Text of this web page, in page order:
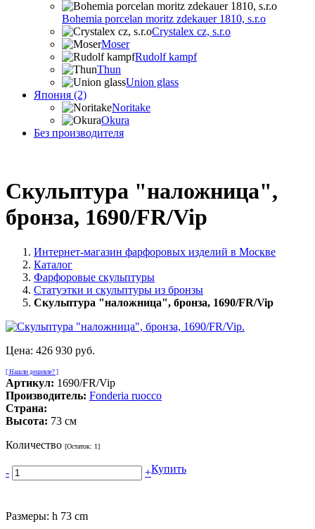
Bohemia porcelan moritz zdekauer 1810, s.r.o
Crystalex cz, s.r.o
Moser
Rudolf kampf
Thun
Union glass
Япония (2)
Noritake
Okura
Без производителя
Скульптура "наложница",
бронза, 1690/FR/Vip
Интернет-магазин фарфоровых изделий в Москве
Каталог
Фарфоровые скульптуры
Статуэтки и скульптуры из бронзы
Скульптура "наложница", бронза, 1690/FR/Vip
Цена: 426 930 руб.
[ Нашли дешевле? ]
Артикул: 1690/FR/Vip
Производитель: Fonderia ruocco
Страна:
Высота: 73 см
Количество [Остаток: 1]
- +Купить
Размеры: h 73 cm